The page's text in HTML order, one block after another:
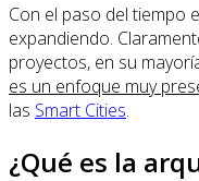
Con el paso del tiempo
expandiendo.
proyectos, en su
es un enfoque muy
las Smart Cities.
¿Qué es la